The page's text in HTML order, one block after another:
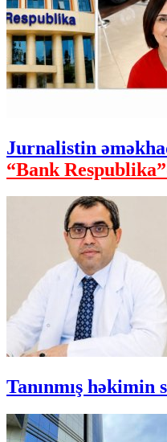
Jurnalistin
“Bank
Tanınmış həkimin